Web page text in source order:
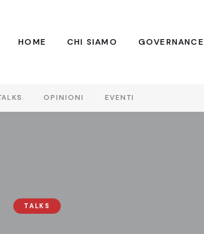
HOME CHI SIAMO GOVERNANCE
OPINIONI EVENTI
TALKS